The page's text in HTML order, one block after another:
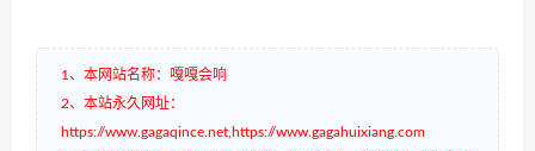
1、本网站名称：嘎嘎会响
2、本站永久网址：
https://www.gagaqince.net,https://www.gagahuixiang.com